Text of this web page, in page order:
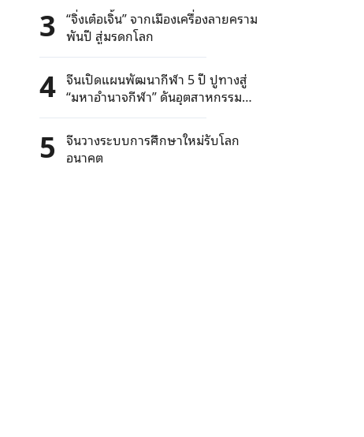
3 “จิ่งเต๋อเจิ้น” จากเมืองเครื่องลายคราม
พันปี สู่มรดกโลก
4 จีนเปิดแผนพัฒนากีฬา 5 ปี ปูทางสู่
“มหาอำนาจกีฬา” ดันอุตสาหกรรม
กีฬาแตะ 35 ล้านล้านบาท
5 จีนวางระบบการศึกษาใหม่รับโลก
อนาคต